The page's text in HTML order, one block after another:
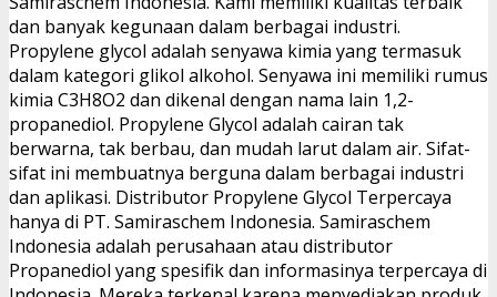
dan banyak kegunaan dalam berbagai industri.
Propylene glycol adalah senyawa kimia yang termasuk
dalam kategori glikol alkohol. Senyawa ini memiliki rumus
kimia C3H8O2 dan dikenal dengan nama lain 1,2-
propanediol. Propylene Glycol adalah cairan tak
berwarna, tak berbau, dan mudah larut dalam air. Sifat-
sifat ini membuatnya berguna dalam berbagai industri
dan aplikasi. Distributor Propylene Glycol Terpercaya
hanya di PT. Samiraschem Indonesia. Samiraschem
Indonesia adalah perusahaan atau distributor
Propanediol yang spesifik dan informasinya terpercaya di